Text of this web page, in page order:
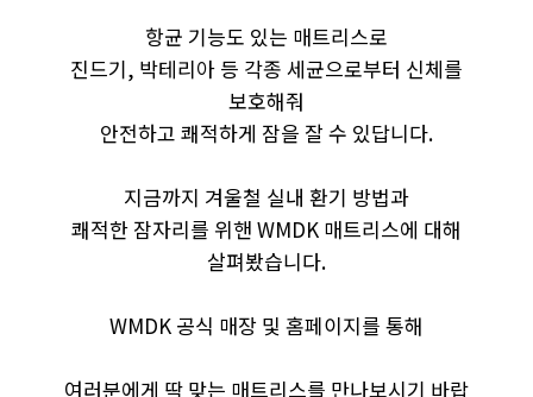
항균 기능도 있는 매트리스로
진드기, 박테리아 등 각종 세균으로부터 신체를
보호해줘
안전하고 쾌적하게 잠을 잘 수 있답니다.
지금까지 겨울철 실내 환기 방법과
쾌적한 잠자리를 위핸 WMDK 매트리스에 대해
살펴봤습니다.
WMDK 공식 매장 및 홈페이지를 통해
여러분에게 딱 맞는 매트리스를 만나보시기 바랍